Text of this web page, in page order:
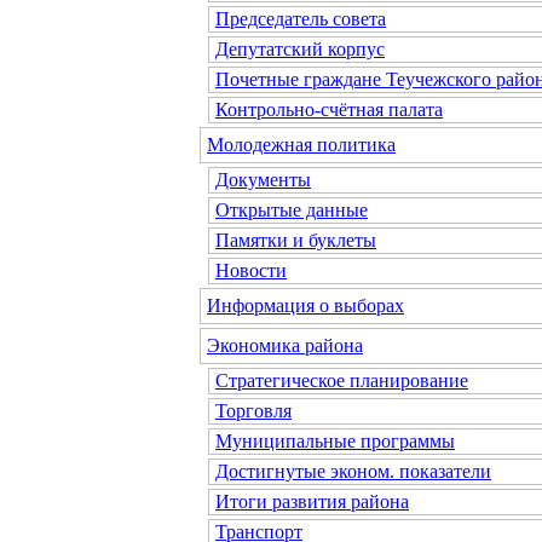
Председатель совета
Депутатский корпус
Почетные граждане Теучежского
Контрольно-счётная палата
Молодежная политика
Документы
Открытые данные
Памятки и буклеты
Новости
Информация о выборах
Экономика района
Стратегическое планирование
Торговля
Муниципальные программы
Достигнутые эконом. показатели
Итоги развития района
Транспорт